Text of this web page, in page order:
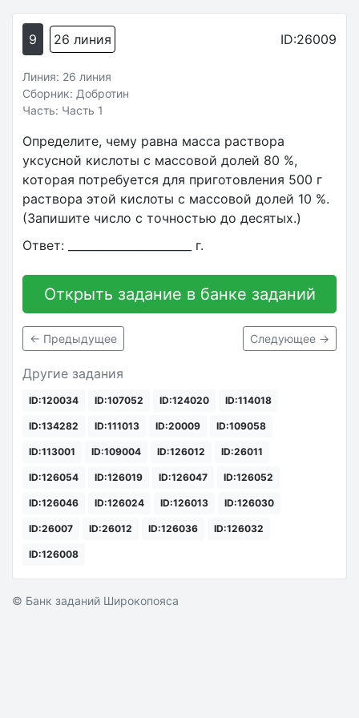
9 26 линия ID:26009
Линия: 26 линия
Сборник: Добротин
Часть: Часть 1
Определите, чему равна масса раствора
уксусной кислоты с массовой долей 80 %,
которая потребуется для приготовления 500 г
раствора этой кислоты с массовой долей 10 %.
(Запишите число с точностью до десятых.)
Ответ: ______________________ г.
Открыть задание в банке заданий
← Предыдущее Следующее →
Другие задания
ID:120034 ID:107052 ID:124020 ID:114018
ID:134282 ID:111013 ID:20009 ID:109058
ID:113001 ID:109004 ID:126012 ID:26011
ID:126054 ID:126019 ID:126047 ID:126052
ID:126046 ID:126024 ID:126013 ID:126030
ID:26007 ID:26012 ID:126036 ID:126032
ID:126008
© Банк заданий Широкопояса